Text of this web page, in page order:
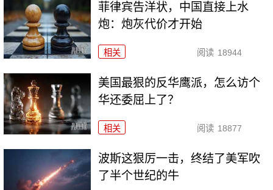
菲律宾告洋状，中国直接上水
炮：炮灰代价才开始
相关 阅读 18944
美国最狠的反华鹰派，怎么访个
华还委屈上了？
相关 阅读 18877
波斯这狠厉一击，终结了美军吹
了半个世纪的牛